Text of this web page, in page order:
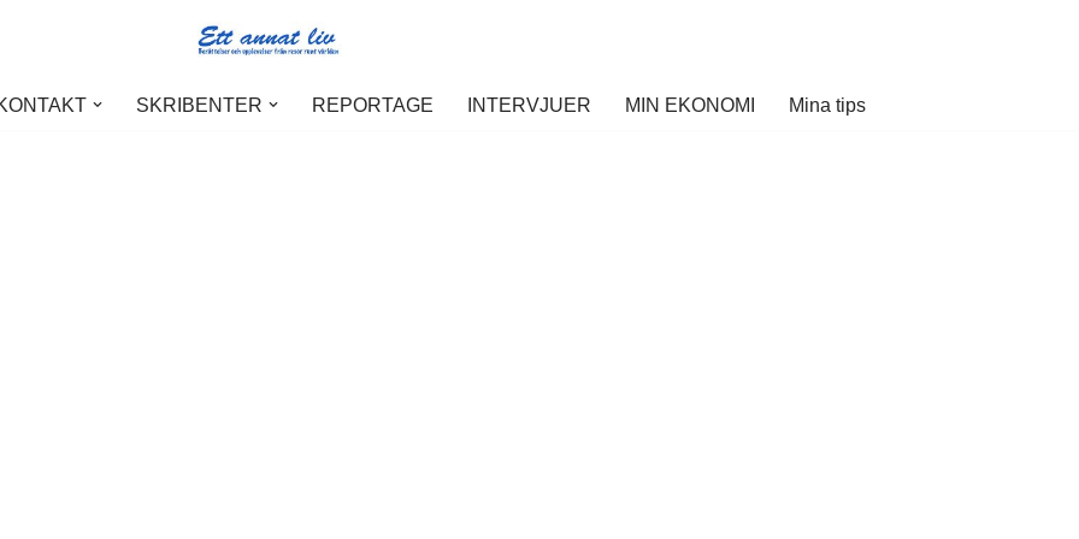
SKRIBENTER REPORTAGE INTERVJUER MIN EKONOMI Mina tips